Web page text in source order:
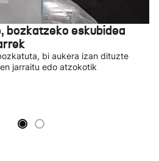
bozkatzeko eskubidea
bi aukera izan dituzte
jarraitu edo atzokotik